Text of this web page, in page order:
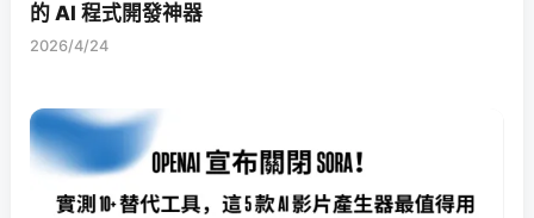
的 AI 程式開發神器
2026/4/24